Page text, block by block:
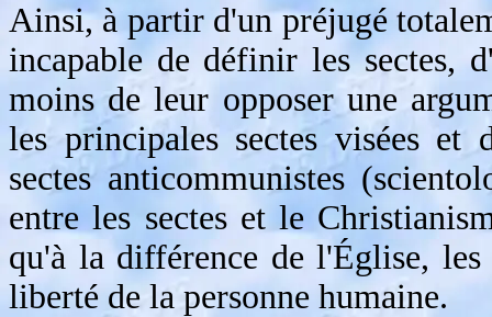
Ainsi, à partir d'un préjugé
incapable de définir les sectes,
moins de leur opposer une
les principales sectes visées et
sectes anticommunistes
entre les sectes et le
qu'à la différence de l'Église,
liberté de la personne humaine.